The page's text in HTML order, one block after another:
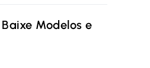
Modelos e